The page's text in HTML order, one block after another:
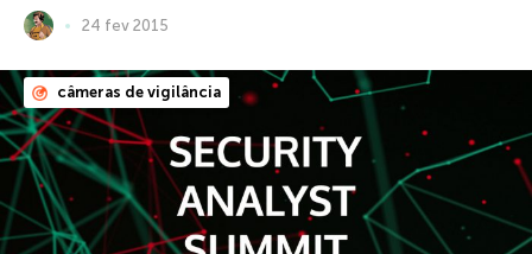
24 fev 2015
câmeras de vigilância